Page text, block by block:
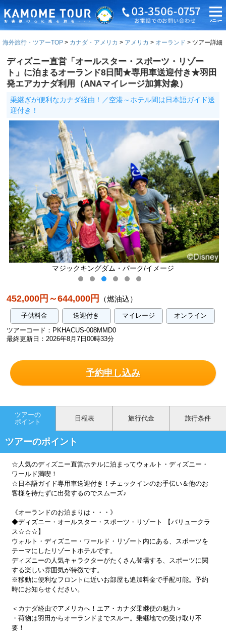
海外旅行・ツアーTOP カナダ・アメリカ アメリカ オーランド ツアー詳細
ディズニー直営「オールスター・スポーツ・リゾー
ト」に泊まるオーランド8日間★専用車送迎付き★羽田
発エアカナダ利用（ANAマイレージ加算対象）
乗継ぎが便利なカナダ経由！／空港～ホテル間は日本語ガイド送
迎付き！
マジックキングダム・パーク/イメージ
452,000円～644,000円 （燃油込）
子供料金 送迎付き マイレージ
オンライン
ツアーコード：PKHACUS-008MMD0
最終更新日：2026年8月7日00時33分
予約申し込み
ツアーの
ポイント
日程表 旅行代金 旅行条件
ツアーのポイント
☆人気のディズニー直営ホテルに泊まってウォルト・ディズニー・
ワールド満喫！
☆日本語ガイド専用車送迎付き！チェックインのお手伝い＆他のお
客様を待たずに出発するのでスムーズ♪
《オーランドのお泊まりは・・・》
◆ディズニー・オールスター・スポーツ・リゾート 【バリュークラ
ス☆☆☆】
ウォルト・ディズニー・ワールド・リゾート内にある、スポーツを
テーマにしたリゾートホテルです。
ディズニーの人気キャラクターがたくさん登場する、スポーツに関
する楽しい雰囲気が特徴です。
※移動に便利なフロントに近いお部屋も追加料金で手配可能。予約
時にお知らせください。
＜カナダ経由でアメリカへ！エア・カナダ乗継便の魅力＞
・荷物は羽田からオーランドまでスルー。乗継地での受け取り不
要！